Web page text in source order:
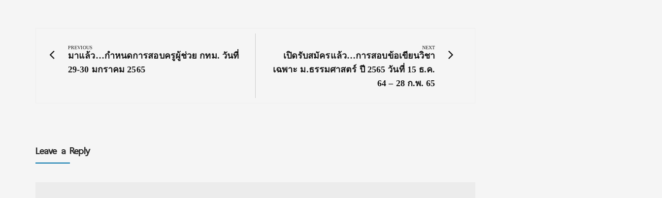
navigation
PREVIOUS
Previous
Post:
มาแล้ว…กำหนดการสอบครูผู้ช่วย กทม. วันที่
29-30 มกราคม 2565
NEXT
Next
Post:
เปิดรับสมัครแล้ว…การสอบข้อเขียนวิชา
เฉพาะ ม.ธรรมศาสตร์ ปี 2565 วันที่ 15 ธ.ค.
64 – 28 ก.พ. 65
Leave a Reply